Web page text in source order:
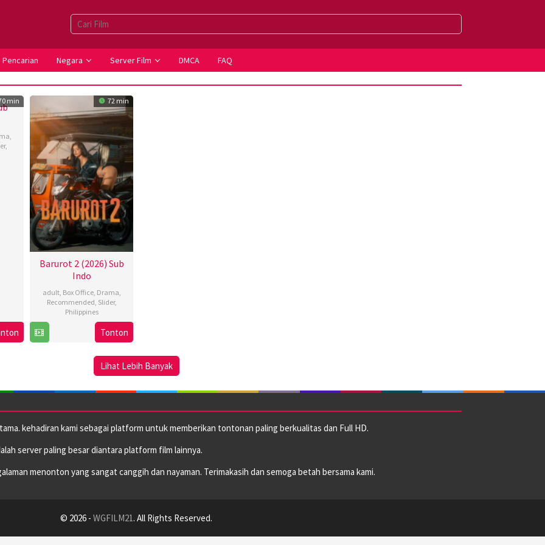
Pencarian Negara Server Film DMCA FAQ
min
,
,
72 min
Barurot 2 (2026) Sub
Indo
adult, Box Office, Drama,
Recommended, Slider,
Philippines
2026
Roman
Perez
Tonton
Lihat Lebih Banyak
kehadiran kami sebagai platform untuk memberikan tontonan paling berkualitas dan Full HD.
server paling besar diantara platform film lainnya.
menonton yang sangat canggih dan nayaman. Terimakasih dan semoga betah bersama kami.
© 2026 - WGFILM21. All Rights Reserved.